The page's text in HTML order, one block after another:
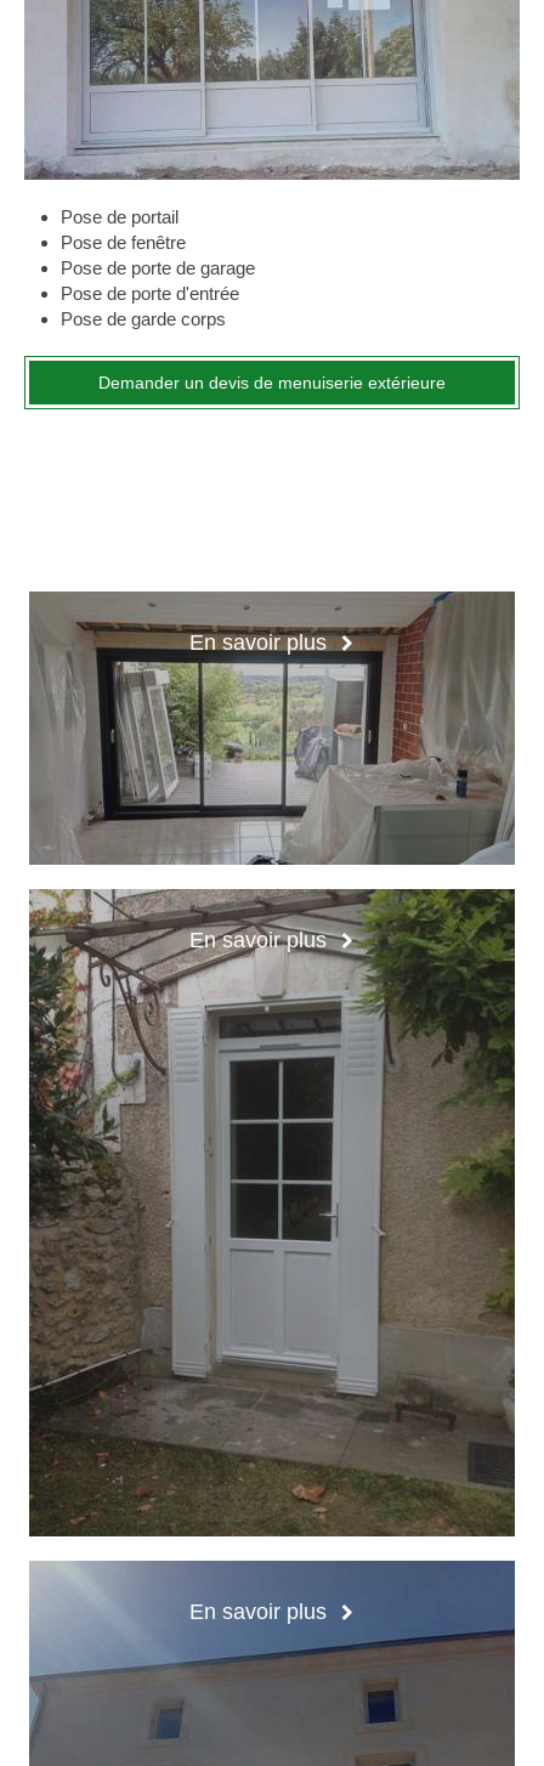
Pose de portail
Pose de fenêtre
Pose de porte de garage
Pose de porte d'entrée
Pose de garde corps
Demander un devis de menuiserie extérieure
En savoir plus
En savoir plus
En savoir plus